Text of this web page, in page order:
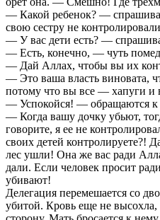
— Какой ребенок? —
свою сестру не
— У вас дети есть? —
— Есть, конечно, — чуть
— Дай Аллах, чтобы вы их
— Это ваша власть виновата,
потому что вы все — хапуги и
— Успокойся! — обращаются
— Когда вашу дочку убьют,
говорите, я ее не
своих детей контролируете?!
лес ушли! Она же вас ради
дали. Если человек просит
убивают!
Делегация перемешается со
убитой. Кровь еще не